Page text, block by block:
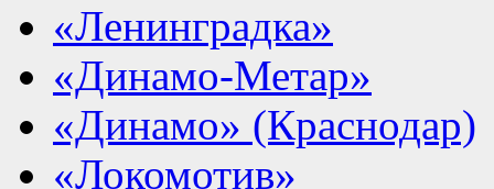
«Ленинградка»
«Динамо-Метар»
«Динамо» (Краснодар)
«Локомотив»